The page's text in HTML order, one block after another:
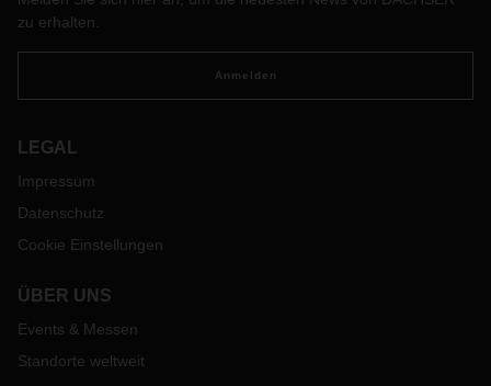
zu erhalten.
Anmelden
LEGAL
Impressum
Datenschutz
Cookie Einstellungen
ÜBER UNS
Events & Messen
Standorte weltweit